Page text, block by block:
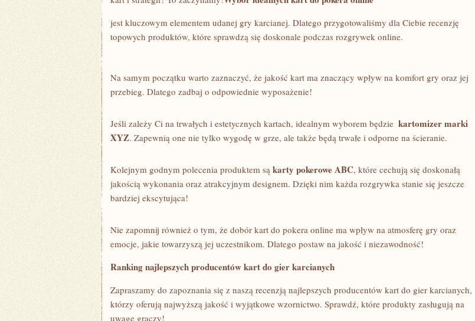
jest‍ kluczowym elementem udanej​ gry⁤ karcianej. ‍Dlatego przygotowaliśmy ⁣dla Ciebie recenzję
topowych​ produktów,​ które sprawdzą się ‌doskonale podczas rozgrywek ⁤online.
Na ‍samym‌ początku ⁢warto zaznaczyć, że‍ jakość kart ma znaczący​ wpływ na komfort‌ gry⁢ oraz jej
przebieg. ⁤Dlatego zadbaj ⁣o odpowiednie wyposażenie!
Jeśli zależy Ci na trwałych i estetycznych kartach,‌ idealnym wyborem będzie ⁤ kartomizer ⁢marki‍
XYZ. ⁣Zapewnią one nie tylko wygodę ‌w ‍grze, ale ‌także będą trwałe i ​odporne na‌ ścieranie.
Kolejnym⁣ godnym polecenia produktem są karty pokerowe ‍ABC, które cechują‌ się‌ doskonałą
⁤jakością ⁢wykonania oraz atrakcyjnym designem. Dzięki nim‌ każda rozgrywka stanie się jeszcze
bardziej ekscytująca!
Nie zapomnij również o‌ tym, że dobór ⁢kart⁢ do pokera online ma wpływ⁢ na atmosferę gry oraz
emocje, jakie towarzyszą ⁢jej ‍uczestnikom. ‌Dlatego⁤ postaw na jakość i niezawodność!
Ranking najlepszych producentów kart do ​gier karcianych
Zapraszamy do zapoznania‌ się z naszą recenzją najlepszych ​producentów kart do gier karcianych,
⁤którzy‍ oferują najwyższą ‍jakość i ‌wyjątkowe wzornictwo. Sprawdź, które produkty zasługują na⁢
uwagę graczy!